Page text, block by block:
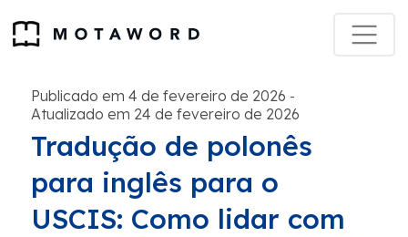
Publicado em 4 de fevereiro de 2026 -
Atualizado em 24 de fevereiro de 2026
Tradução de polonês
para inglês para o
USCIS: Como lidar com